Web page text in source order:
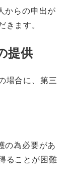
からの申出が
ます。
提供
場合に、第三
の為必要があ
ることが困難